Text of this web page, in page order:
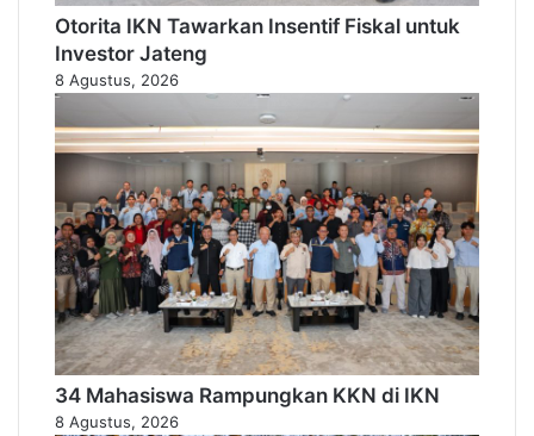
Otorita IKN Tawarkan Insentif Fiskal untuk
Investor Jateng
8 Agustus, 2026
34 Mahasiswa Rampungkan KKN di IKN
8 Agustus, 2026